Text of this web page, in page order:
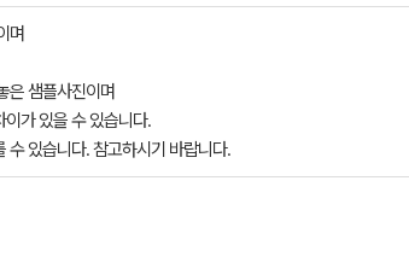
며
은 샘플사진이며
가 있을 수 있습니다.
수 있습니다. 참고하시기 바랍니다.